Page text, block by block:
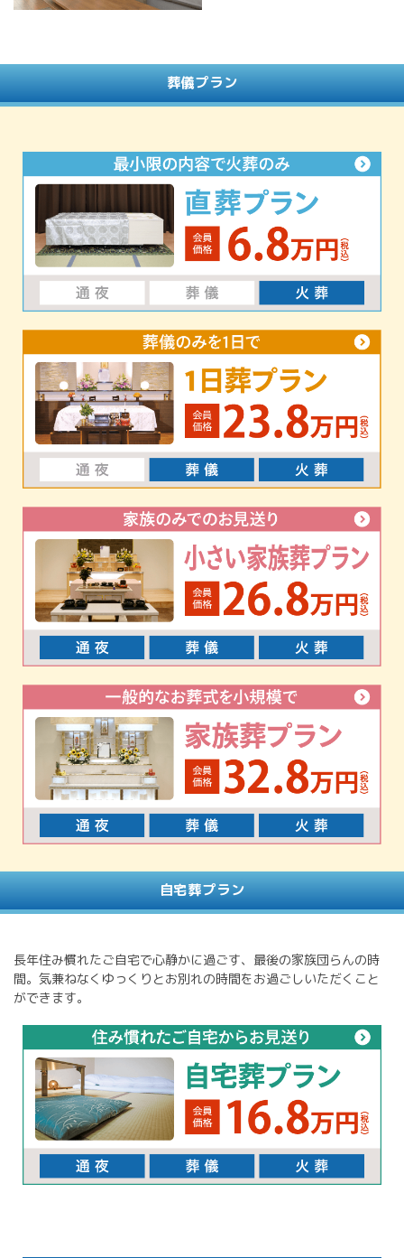
葬儀プラン
自宅葬プラン
長年住み慣れたご自宅で心静かに過ごす、最後の家族団らんの時
間。気兼ねなくゆっくりとお別れの時間をお過ごしいただくこと
ができます。